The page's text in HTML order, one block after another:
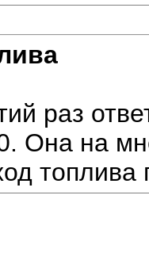
раз
Она на